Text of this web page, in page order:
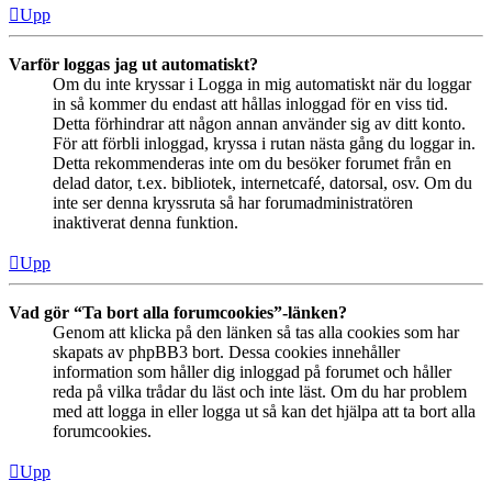
Upp
Varför loggas jag ut automatiskt?
Om du inte kryssar i Logga in mig automatiskt när du loggar
in så kommer du endast att hållas inloggad för en viss tid.
Detta förhindrar att någon annan använder sig av ditt konto.
För att förbli inloggad, kryssa i rutan nästa gång du loggar in.
Detta rekommenderas inte om du besöker forumet från en
delad dator, t.ex. bibliotek, internetcafé, datorsal, osv. Om du
inte ser denna kryssruta så har forumadministratören
inaktiverat denna funktion.
Upp
Vad gör “Ta bort alla forumcookies”-länken?
Genom att klicka på den länken så tas alla cookies som har
skapats av phpBB3 bort. Dessa cookies innehåller
information som håller dig inloggad på forumet och håller
reda på vilka trådar du läst och inte läst. Om du har problem
med att logga in eller logga ut så kan det hjälpa att ta bort alla
forumcookies.
Upp